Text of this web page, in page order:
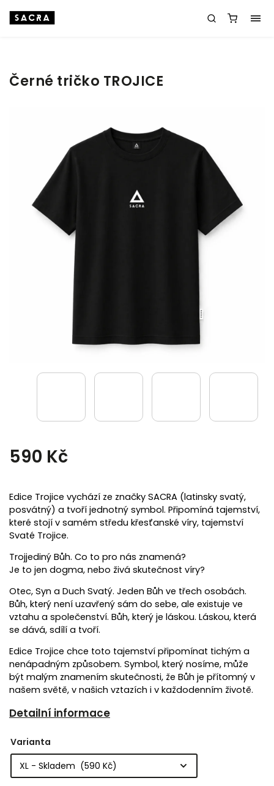
Černé tričko TROJICE
590 Kč
Edice Trojice vychází ze značky SACRA (latinsky svatý,
posvátný) a tvoří jednotný symbol. Připomíná tajemství,
které stojí v samém středu křesťanské víry, tajemství
Svaté Trojice.
Trojjediný Bůh. Co to pro nás znamená?
Je to jen dogma, nebo živá skutečnost víry?
Otec, Syn a Duch Svatý. Jeden Bůh ve třech osobách.
Bůh, který není uzavřený sám do sebe, ale existuje ve
vztahu a společenství. Bůh, který je láskou. Láskou, která
se dává, sdílí a tvoří.
Edice Trojice chce toto tajemství připomínat tichým a
nenápadným způsobem. Symbol, který nosíme, může
být malým znamením skutečnosti, že Bůh je přítomný v
našem světě, v našich vztazích i v každodenním životě.
Detailní informace
Varianta